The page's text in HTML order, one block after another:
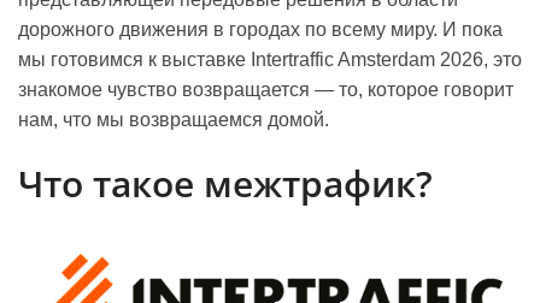
дорожного движения в городах по всему миру. И пока
мы готовимся к выставке Intertraffic Amsterdam 2026, это
знакомое чувство возвращается — то, которое говорит
нам, что мы возвращаемся домой.
Что такое межтрафик?